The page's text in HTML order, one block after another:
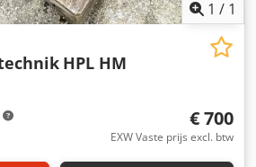
1 / 1
HPL HM
€ 700
EXW Vaste prijs excl. btw